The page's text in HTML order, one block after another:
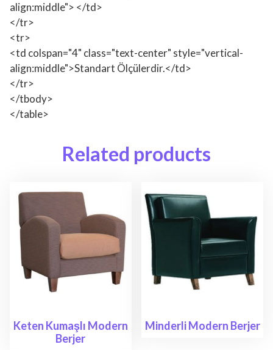
align:middle"> </td>
</tr>
<tr>
<td colspan="4" class="text-center" style="vertical-
align:middle">Standart Ölçülerdir.</td>
</tr>
</tbody>
</table>
Related products
Keten Kumaşlı Modern
Berjer
Minderli Modern Berjer